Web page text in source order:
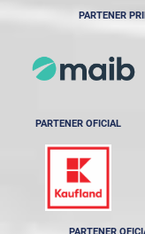
PARTENER
PARTENER OFICIAL